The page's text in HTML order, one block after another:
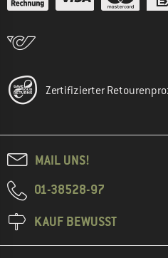
Zertifizierter
MAIL UNS!
01-38528-97
KAUF BEWUSST